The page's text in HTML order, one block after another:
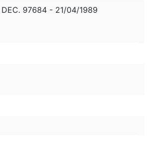
DEC. 97684 - 21/04/1989